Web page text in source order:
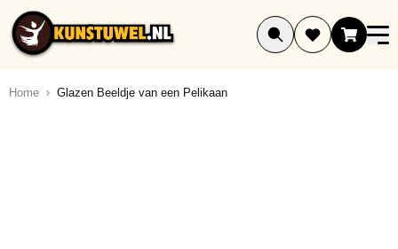
Ga naar de inhoud
Home Glazen Beeldje van een Pelikaan